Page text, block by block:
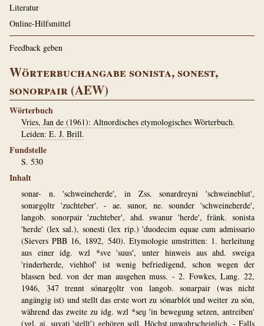
Literatur
Online-Hilfsmittel
Feedback geben
Wörterbuchangabe sonista, sonest,
sonorpair (AEW)
Wörterbuch
Vries, Jan de (1961): Altnordisches etymologisches Wörterbuch.
Leiden: E. J. Brill.
Fundstelle
S. 530
Inhalt
sonar- n. 'schweineherde', in Zss. sonardreyni 'schweineblut',
sonargǫltr 'zuchteber'. - ae. sunor, ne. sounder 'schweineherde',
langob. sonorpair 'zuchteber', ahd. swanur 'herde', fränk. sonista
'herde' (lex sal.), sonesti (lex rip.) 'duodecim equae cum admissario
(Sievers PBB 16, 1892, 540). Etymologie umstritten: 1. herleitung
aus einer idg. wzl *sve 'suus', unter hinweis aus ahd. sweiga
'rinderherde, viehhof' ist wenig befriedigend, schon wegen der
blassen bed. von der man ausgehen muss. - 2. Fowkes, Lang. 22,
1946, 347 trennt sónargǫltr von langob. sonarpair (was nicht
angängig ist) und stellt das erste wort zu sónarblót und weiter zu són,
während das zweite zu idg. wzl *seṷ 'in bewegung setzen, antreiben'
(vgl. ai. suvati 'stellt') gehören soll. Höchst unwahrscheinlich. - Falls